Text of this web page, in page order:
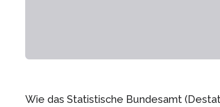
Wie das Statistische Bundesamt